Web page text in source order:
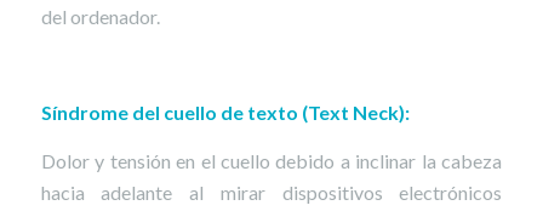
del ordenador.
Síndrome del cuello de texto (Text Neck):
Dolor y tensión en el cuello debido a inclinar la cabeza
hacia adelante al mirar dispositivos electrónicos